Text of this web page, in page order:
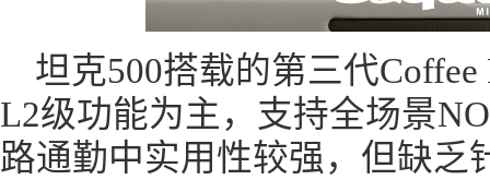
坦克500搭载的第三代
L2级功能为主，支持全场景
路通勤中实用性较强，但缺乏